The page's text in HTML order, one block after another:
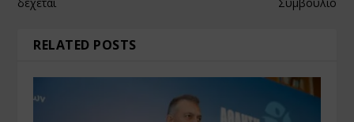
RELATED POSTS